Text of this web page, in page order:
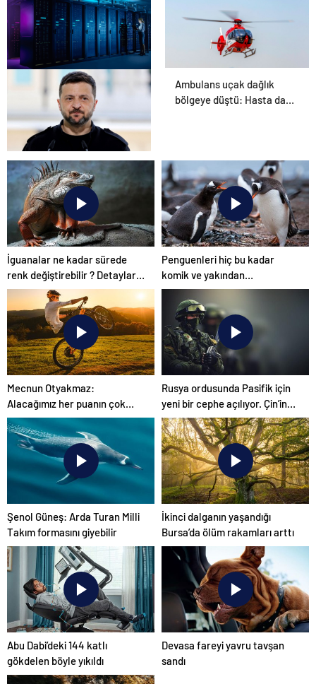
Datahost İle Güvenilir
Sunucu Hizmetleri
Ambulans uçak dağlık
bölgeye düştü: Hasta da
İngiliz gazetesinden
Zelenski yorumu: “Siyasi
poker mi, Rus ruleti mi?”
İguanalar ne kadar sürede
renk değiştirebilir ? Detaylar
burada…
Penguenleri hiç bu kadar
komik ve yakından
görmemiştiniz
Mecnun Otyakmaz:
Alacağımız her puanın çok
önemi var
Rusya ordusunda Pasifik için
yeni bir cephe açılıyor. Çin’in
ilk tepkisi!
Şenol Güneş: Arda Turan Milli
Takım formasını giyebilir
İkinci dalganın yaşandığı
Bursa’da ölüm rakamları arttı
Abu Dabi’deki 144 katlı
gökdelen böyle yıkıldı
Devasa fareyi yavru tavşan
sandı